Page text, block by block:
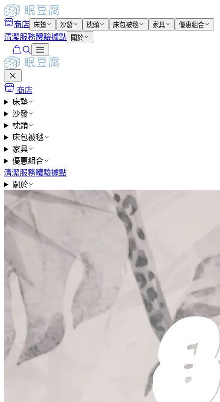
商店 床墊 沙發 枕頭 床包被毯 家具 優惠組合
清潔服務體驗據點 關於
商店
床墊
沙發
枕頭
床包被毯
家具
優惠組合
清潔服務體驗據點
關於